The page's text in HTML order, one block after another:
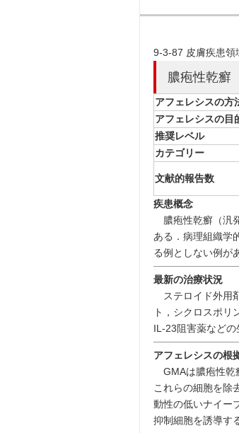
9-3-87 皮膚疾患領
膿疱性乾癬
アフェレシスの方
アフェレシスの目
推奨レベル
カテゴリー
文献的報告数
疾患概念
膿疱性乾癬（汎
ある．病理組織学
る例としない例が
最新の治療状況
ステロイド外用
ト，シクロスポリ
IL-23阻害薬などの
アフェレシスの根
GMAは膿疱性乾
これらの細胞を除
動性の低いナイー
抑制細胞を誘導す